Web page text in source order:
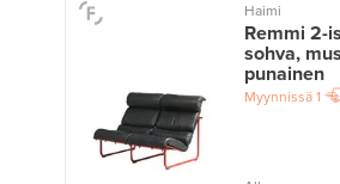
Haimi
Remmi 2-
sohva,
punainen
Myynnissä1